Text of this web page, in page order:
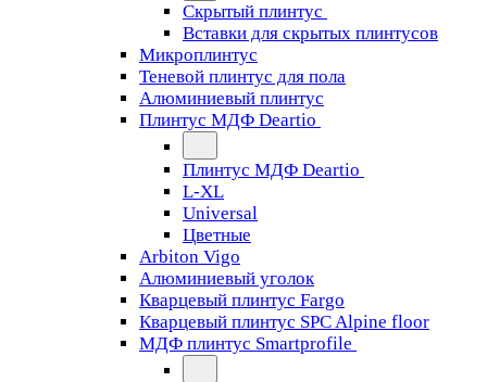
Скрытый плинтус
Вставки для скрытых плинтусов
Микроплинтус
Теневой плинтус для пола
Алюминиевый плинтус
Плинтус МДФ Deartio
Плинтус МДФ Deartio
L-XL
Universal
Цветные
Arbiton Vigo
Алюминиевый уголок
Кварцевый плинтус Fargo
Кварцевый плинтус SPC Alpine floor
МДФ плинтус Smartprofile